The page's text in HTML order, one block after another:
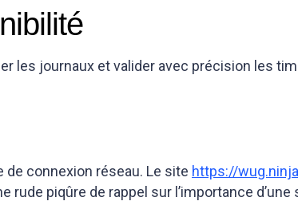
les journaux et valider avec précision les
de connexion réseau. Le site https://wug.ninja
piqûre de rappel sur l’importance